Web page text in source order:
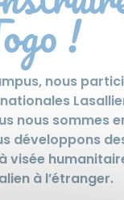
!
nous
nous sommes
développons
visée
à l’étranger.